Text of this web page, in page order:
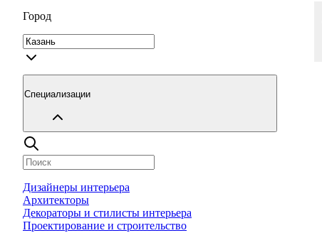
Город
Специализации
Дизайнеры интерьера
Архитекторы
Декораторы и стилисты интерьера
Проектирование и строительство